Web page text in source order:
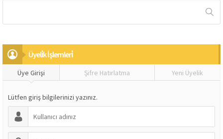
Üyeli̇k İşlemleri̇
Üye Girişi Şifre Hatırlatma Yeni Üyelik
Lütfen giriş bilgilerinizi yazınız.